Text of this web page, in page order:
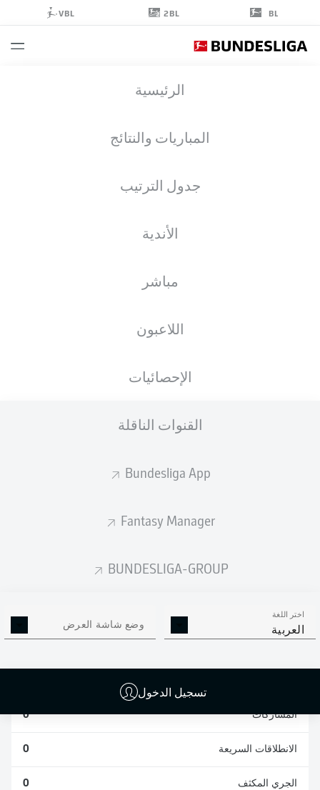
BL
2BL
VBL
الرئيسية
المباريات والنتائج
جدول الترتيب
الأندية
مباشر
اللاعبون
الإحصائيات
القنوات الناقلة
Bundesliga App
Fantasy Manager
BUNDESLIGA-GROUP
اختر اللغة
العربية وضع شاشة العرض
تسجيل الدخول
01.03.2007
إحصائيات موسم 2026/2027
التصديات الأهداف العكسية
المشاركات 0
الانطلاقات السريعة 0
الجري المكثف 0